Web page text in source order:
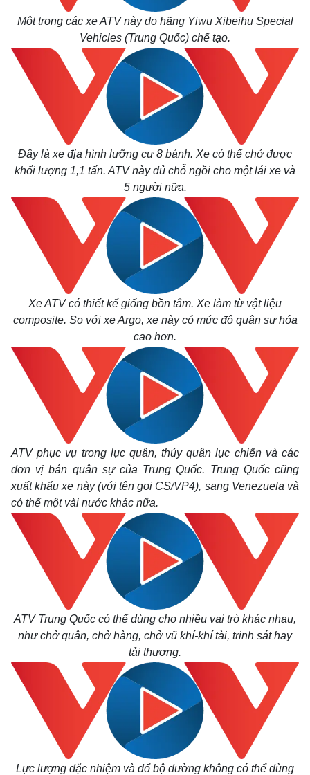
Thế giới
Quan sát
Cuộc sống đó đây
Multimedia
Video
Ảnh
E-Magazine
Infographic
Một trong các xe ATV này do hãng Yiwu Xibeihu Special
Vehicles (Trung Quốc) chế tạo.
Đây là xe địa hình lưỡng cư 8 bánh. Xe có thể chở được
khối lượng 1,1 tấn. ATV này đủ chỗ ngồi cho một lái xe và
5 người nữa.
Xe ATV có thiết kế giống bồn tắm. Xe làm từ vật liệu
composite. So với xe Argo, xe này có mức độ quân sự hóa
cao hơn.
ATV phục vụ trong lục quân, thủy quân lục chiến và các
đơn vị bán quân sự của Trung Quốc. Trung Quốc cũng
xuất khẩu xe này (với tên gọi CS/VP4), sang Venezuela và
có thể một vài nước khác nữa.
ATV Trung Quốc có thể dùng cho nhiều vai trò khác nhau,
như chở quân, chở hàng, chở vũ khí-khí tài, trinh sát hay
tải thương.
Lực lượng đặc nhiệm và đổ bộ đường không có thể dùng